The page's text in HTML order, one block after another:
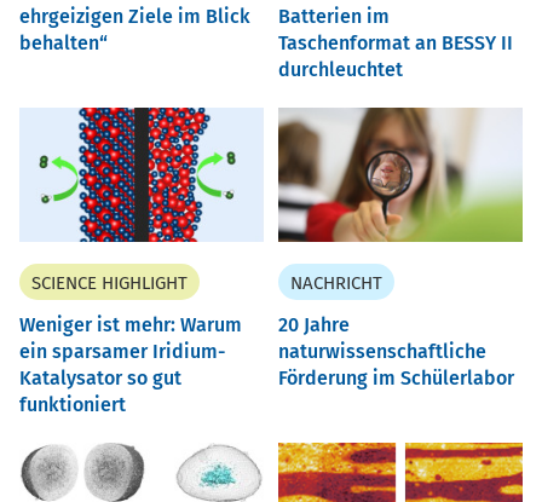
ehrgeizigen Ziele im Blick
behalten“
Batterien im
Taschenformat an BESSY II
durchleuchtet
SCIENCE HIGHLIGHT
Weniger ist mehr: Warum
ein sparsamer Iridium-
Katalysator so gut
funktioniert
NACHRICHT
20 Jahre
naturwissenschaftliche
Förderung im Schülerlabor